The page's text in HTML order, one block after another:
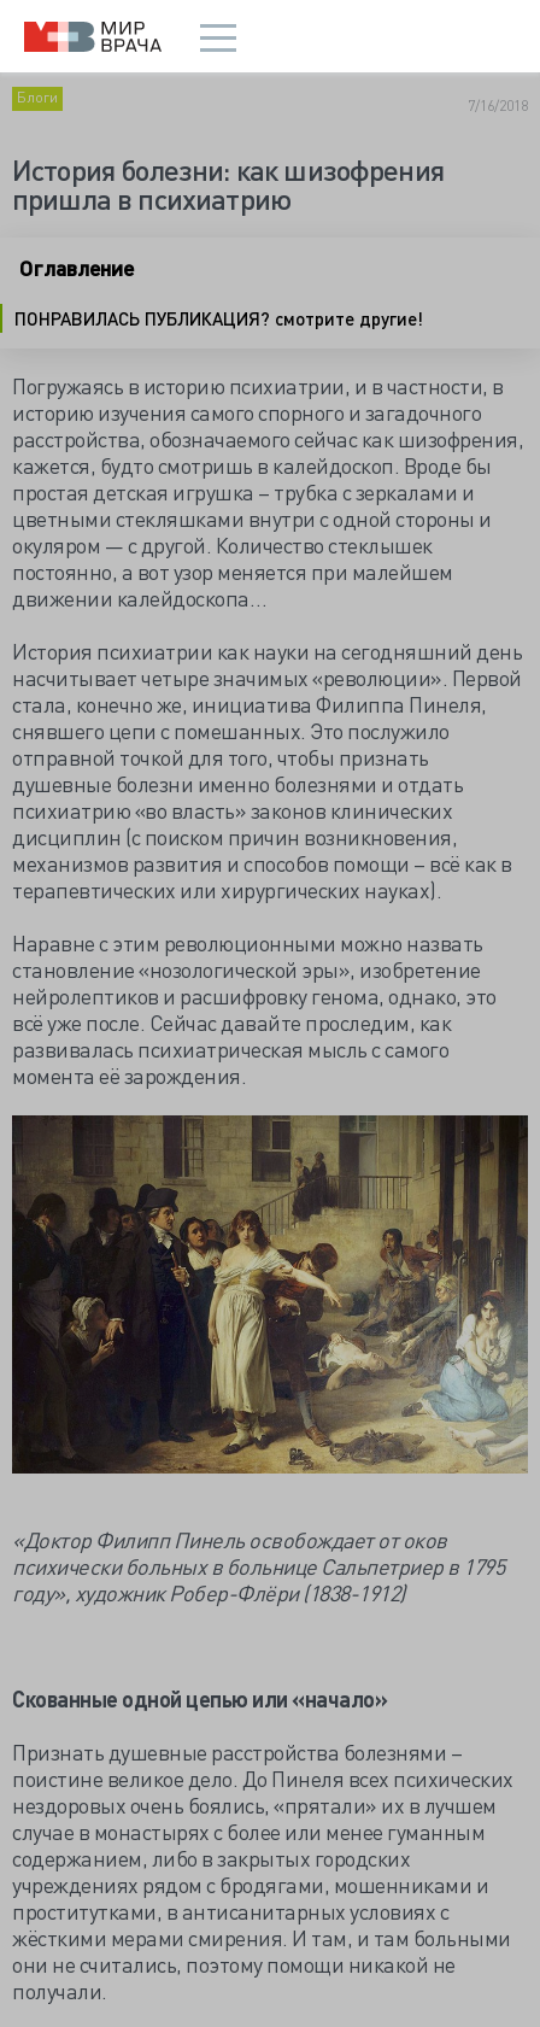
Блоги 7/16/2018
История болезни: как шизофрения
пришла в психиатрию
Оглавление
ПОНРАВИЛАСЬ ПУБЛИКАЦИЯ? смотрите другие!
Погружаясь в историю психиатрии, и в частности, в
историю изучения самого спорного и загадочного
расстройства, обозначаемого сейчас как шизофрения,
кажется, будто смотришь в калейдоскоп. Вроде бы
простая детская игрушка – трубка с зеркалами и
цветными стекляшками внутри с одной стороны и
окуляром — с другой. Количество стеклышек
постоянно, а вот узор меняется при малейшем
движении калейдоскопа…
История психиатрии как науки на сегодняшний день
насчитывает четыре значимых «революции». Первой
стала, конечно же, инициатива Филиппа Пинеля,
снявшего цепи с помешанных. Это послужило
отправной точкой для того, чтобы признать
душевные болезни именно болезнями и отдать
психиатрию «во власть» законов клинических
дисциплин (с поиском причин возникновения,
механизмов развития и способов помощи – всё как в
терапевтических или хирургических науках).
Наравне с этим революционными можно назвать
становление «нозологической эры», изобретение
нейролептиков и расшифровку генома, однако, это
всё уже после. Сейчас давайте проследим, как
развивалась психиатрическая мысль с самого
момента её зарождения.
«Доктор Филипп Пинель освобождает от оков
психически больных в больнице Сальпетриер в 1795
году», художник Робер-Флёри (1838-1912)
Скованные одной цепью или «начало»
Признать душевные расстройства болезнями –
поистине великое дело. До Пинеля всех психических
нездоровых очень боялись, «прятали» их в лучшем
случае в монастырях с более или менее гуманным
содержанием, либо в закрытых городских
учреждениях рядом с бродягами, мошенниками и
проститутками, в антисанитарных условиях с
жёсткими мерами смирения. И там, и там больными
они не считались, поэтому помощи никакой не
получали.